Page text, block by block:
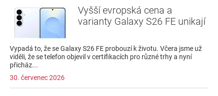
Vyšší evropská cena a
varianty Galaxy S26 FE unikají
Vypadá to, že se Galaxy S26 FE probouzí k životu. Včera jsme už
viděli, že se telefon objevil v certifikacích pro různé trhy a nyní
přicház...
30. červenec 2026